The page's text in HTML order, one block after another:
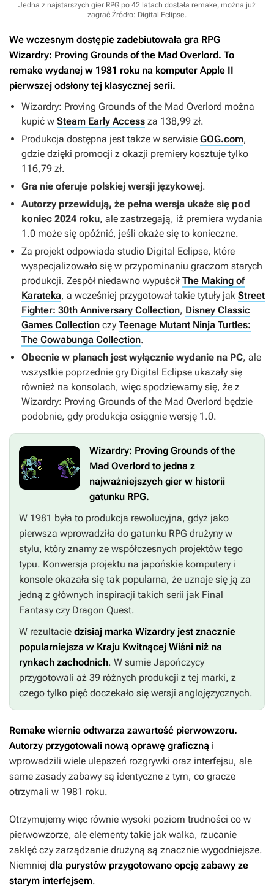
Jedna z najstarszych gier RPG po 42 latach dostała remake, można już
zagrać Źródło: Digital Eclipse.
We wczesnym dostępie zadebiutowała gra RPG
Wizardry: Proving Grounds of the Mad Overlord. To
remake wydanej w 1981 roku na komputer Apple II
pierwszej odsłony tej klasycznej serii.
Wizardry: Proving Grounds of the Mad Overlord można
kupić w Steam Early Access za 138,99 zł.
Produkcja dostępna jest także w serwisie GOG.com,
gdzie dzięki promocji z okazji premiery kosztuje tylko
116,79 zł.
Gra nie oferuje polskiej wersji językowej.
Autorzy przewidują, że pełna wersja ukaże się pod
koniec 2024 roku, ale zastrzegają, iż premiera wydania
1.0 może się opóźnić, jeśli okaże się to konieczne.
Za projekt odpowiada studio Digital Eclipse, które
wyspecjalizowało się w przypominaniu graczom starych
produkcji. Zespół niedawno wypuścił The Making of
Karateka, a wcześniej przygotował takie tytuły jak Street
Fighter: 30th Anniversary Collection, Disney Classic
Games Collection czy Teenage Mutant Ninja Turtles:
The Cowabunga Collection.
Obecnie w planach jest wyłącznie wydanie na PC, ale
wszystkie poprzednie gry Digital Eclipse ukazały się
również na konsolach, więc spodziewamy się, że z
Wizardry: Proving Grounds of the Mad Overlord będzie
podobnie, gdy produkcja osiągnie wersję 1.0.
Wizardry: Proving Grounds of the
Mad Overlord to jedna z
najważniejszych gier w historii
gatunku RPG.
W 1981 była to produkcja rewolucyjna, gdyż jako
pierwsza wprowadziła do gatunku RPG drużyny w
stylu, który znamy ze współczesnych projektów tego
typu. Konwersja projektu na japońskie komputery i
konsole okazała się tak popularna, że uznaje się ją za
jedną z głównych inspiracji takich serii jak Final
Fantasy czy Dragon Quest.
W rezultacie dzisiaj marka Wizardry jest znacznie
popularniejsza w Kraju Kwitnącej Wiśni niż na
rynkach zachodnich. W sumie Japończycy
przygotowali aż 39 różnych produkcji z tej marki, z
czego tylko pięć doczekało się wersji anglojęzycznych.
Remake wiernie odtwarza zawartość pierwowzoru.
Autorzy przygotowali nową oprawę graficzną i
wprowadzili wiele ulepszeń rozgrywki oraz interfejsu, ale
same zasady zabawy są identyczne z tym, co gracze
otrzymali w 1981 roku.
Otrzymujemy więc równie wysoki poziom trudności co w
pierwowzorze, ale elementy takie jak walka, rzucanie
zaklęć czy zarządzanie drużyną są znacznie wygodniejsze.
Niemniej dla purystów przygotowano opcję zabawy ze
starym interfejsem.